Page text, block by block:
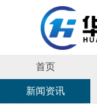
首页
新闻资讯